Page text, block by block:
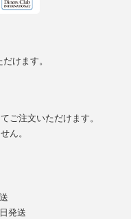
けます。
ご注文いただけます。
ん。
発送